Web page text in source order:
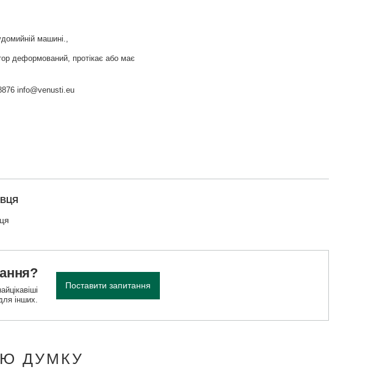
машині.
деформований, протікає або має
info@venusti.eu
інших.
Поставити запитання
ДУМКУ